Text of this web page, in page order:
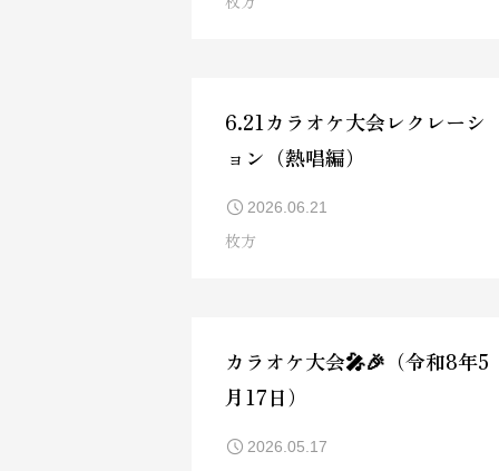
6.21カラオケ大会レクレーシ
ョン（熱唱編）
2026.06.21
枚方
カラオケ大会🎤🎉（令和8年5
月17日）
2026.05.17